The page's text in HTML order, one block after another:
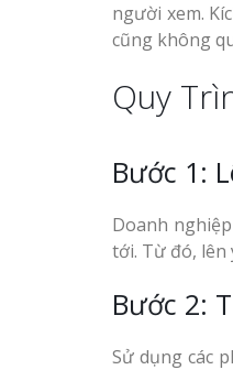
người xem.
cũng không
Quy
Bước 1:
Doanh
tới. Từ đó, lên
Bước 2:
Sử dụng các
Làm